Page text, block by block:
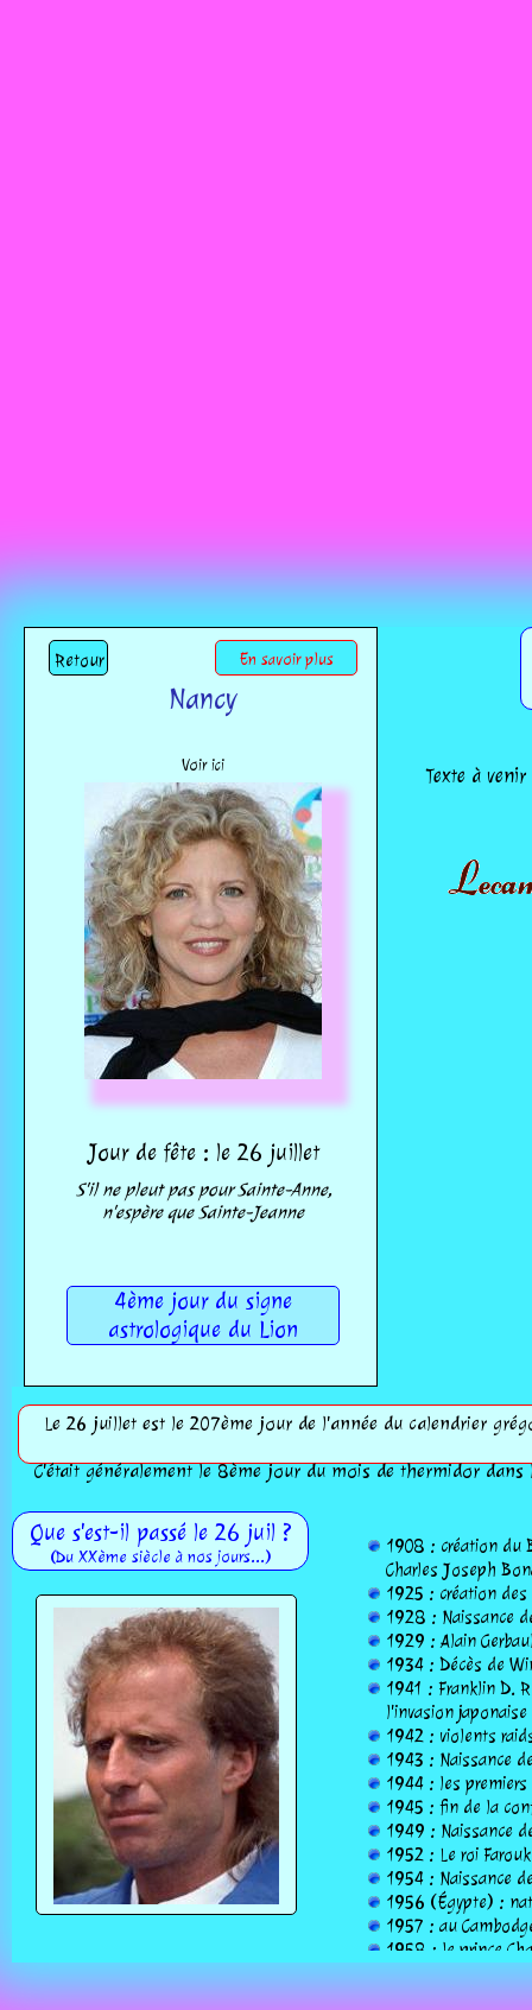
Retour En savoir plus
Nancy
Voir ici
Jour de fête : le 26 juillet
S'il ne pleut pas pour Sainte-Anne,
n'espère que Sainte-Jeanne
4ème jour du signe
astrologique du Lion
Texte à venir
Le 26 juillet est le 207ème jour de l'année du calendrier
C'était généralement le 8ème jour du mois de thermidor
Que s'est-il passé le 26 juil ?
(Du XXème siècle à nos jours...)
1908 : création du
Charles Joseph
1925 : création des
1928 : Naissance
1929 : Alain
1934 : Décès de
1941 : Franklin D.
l'invasion
1942 : violents
1943 : Naissance
1944 : les
1945 : fin de la
1949 : Naissance
1952 : Le roi
1954 : Naissance
1956 (Égypte) :
1957 : au
1958 : le prince
1959 : Naissance
1963 : le